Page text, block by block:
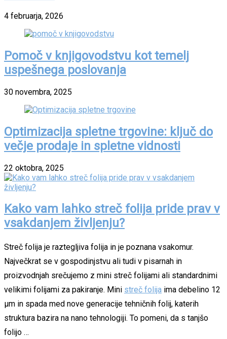
4 februarja, 2026
Pomoč v knjigovodstvu kot temelj
uspešnega poslovanja
30 novembra, 2025
Optimizacija spletne trgovine: ključ do
večje prodaje in spletne vidnosti
22 oktobra, 2025
Kako vam lahko streč folija pride prav v
vsakdanjem življenju?
Streč folija je raztegljiva folija in je poznana vsakomur.
Največkrat se v gospodinjstvu ali tudi v pisarnah in
proizvodnjah srečujemo z mini streč folijami ali standardnimi
velikimi folijami za pakiranje. Mini streč folija ima debelino 12
μm in spada med nove generacije tehničnih folij, katerih
struktura bazira na nano tehnologiji. To pomeni, da s tanjšo
folijo …